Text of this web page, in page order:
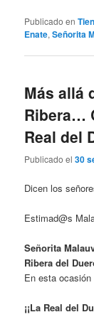
Publicado en
Enate,Señorita
Más allá
Ribera…
Real del
Publicado el30
Dicen los
Estimad@s
Señorita
Ribera del
En esta
¡¡La Real del